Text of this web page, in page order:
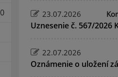
23.07.2026
Uznesenie č. 567/2026
22.07.2026
Oznámenie o uložení